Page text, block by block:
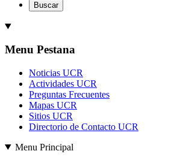
Buscar
Menu Pestana
Noticias UCR
Actividades UCR
Preguntas Frecuentes
Mapas UCR
Sitios UCR
Directorio de Contacto UCR
Menu Principal